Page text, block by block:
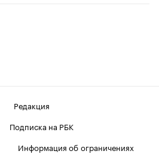
Редакция
Подписка на РБК
Информация об ограничениях